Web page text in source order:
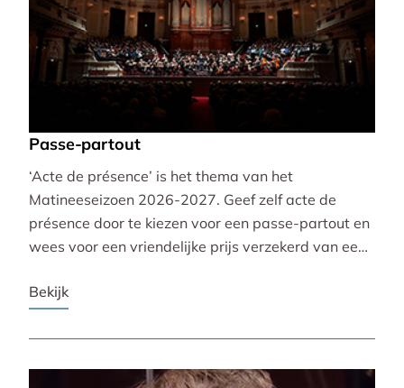
Passe-partout
‘Acte de présence’ is het thema van het
Matineeseizoen 2026-2027. Geef zelf acte de
présence door te kiezen voor een passe-partout en
wees voor een vriendelijke prijs verzekerd van een
Bekijk